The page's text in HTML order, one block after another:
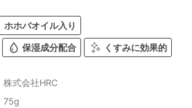
ホホバオイル入り
保湿成分配合 くすみに効果的
株式会社HRC
75g